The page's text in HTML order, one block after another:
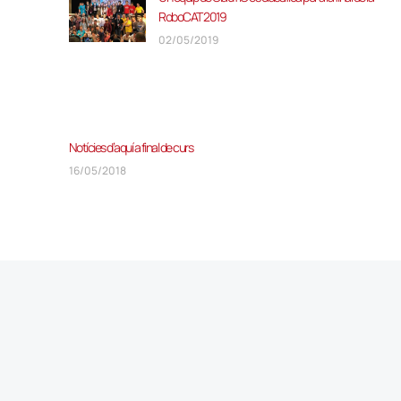
RoboCAT 2019
02/05/2019
Notícies d’aquí a final de curs
16/05/2018